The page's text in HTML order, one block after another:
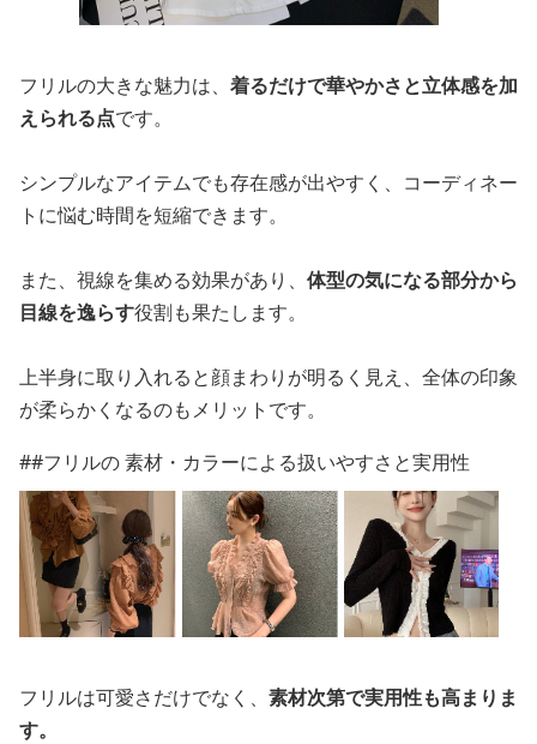
フリルの大きな魅力は、 着るだけで華やかさと立体感を加
えられる点です。
シンプルなアイテムでも存在感が出やすく、コーディネー
トに悩む時間を短縮できます。
また、視線を集める効果があり、 体型の気になる部分から
目線を逸らす役割も果たします。
上半身に取り入れると顔まわりが明るく見え、全体の印象
が柔らかくなるのもメリットです。
##フリルの 素材・カラーによる扱いやすさと実用性
フリルは可愛さだけでなく、 素材次第で実用性も高まりま
す。